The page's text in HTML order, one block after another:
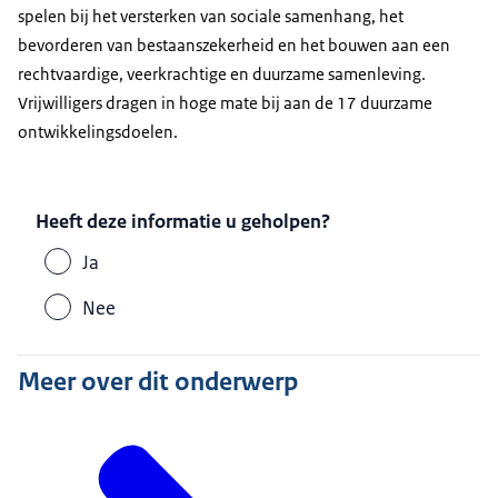
spelen bij het versterken van sociale samenhang, het
bevorderen van bestaanszekerheid en het bouwen aan een
rechtvaardige, veerkrachtige en duurzame samenleving.
Vrijwilligers dragen in hoge mate bij aan de 17 duurzame
ontwikkelingsdoelen.
Heeft deze informatie u geholpen?
Ja
Nee
Meer over dit onderwerp